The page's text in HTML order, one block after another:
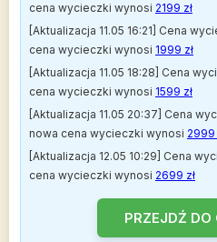
cena wycieczki wynosi 2199 zł
[Aktualizacja 11.05 16:21] Cena
cena wycieczki wynosi 1999 zł
[Aktualizacja 11.05 18:28] Cena
cena wycieczki wynosi 1599 zł
[Aktualizacja 11.05 20:37] Cena
nowa cena wycieczki wynosi 2999
[Aktualizacja 12.05 10:29] Cena
cena wycieczki wynosi 2699 zł
PRZEJDŹ DO